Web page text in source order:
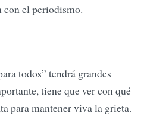
el periodismo.
todos” tendrá grandes
tiene que ver con qué
para mantener viva la grieta.